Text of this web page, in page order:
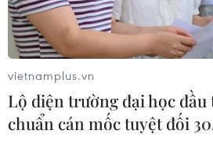
vietnamplus.vn
Lộ diện trường đại học đầu
chuẩn cán mốc tuyệt đối